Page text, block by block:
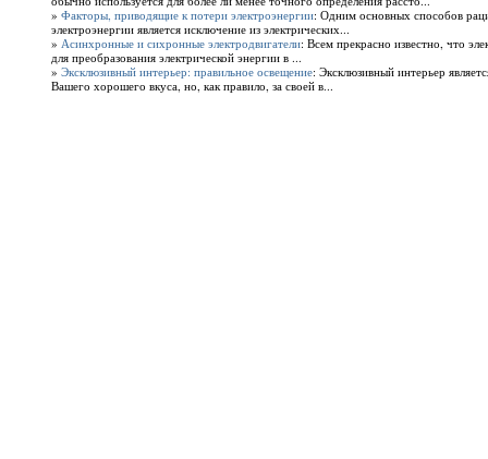
» Факторы, приводящие к потери электроэнергии: Одним основных способов
электроэнергии является исключение из электрических...
» Асинхронные и сихронные электродвигатели: Всем прекрасно известно, что
для преобразования электрической энергии в ...
» Эксклюзивный интерьер: правильное освещение: Эксклюзивный интерьер
Вашего хорошего вкуса, но, как правило, за своей в...